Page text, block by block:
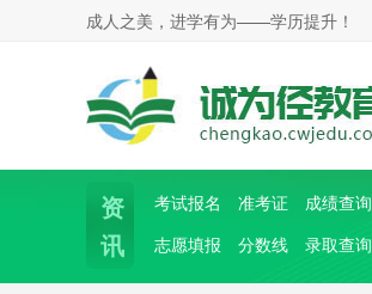
成人之美，进学有为——学历提升！
资
讯
考试报名 准考证
成绩查询
志愿填报
分数线 录取查询